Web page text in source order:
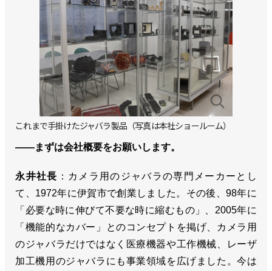
これまで手掛けたジャバラ製品（写真は本社ショールーム）
――まずは会社概要をお願いします。
永井社長 ：カメラ用のジャバラの専門メーカーとし
て、1972年に伊賀市で創業しました。その後、98年に
「必要な時に伸びて不要な時に縮むもの」、2005年に
「機能的なカバー」とのコンセプトを掲げ、カメラ用
のジャバラだけではなく医療機器や工作機械、レーザ
加工機用のジャバラにも事業領域を広げました。今は